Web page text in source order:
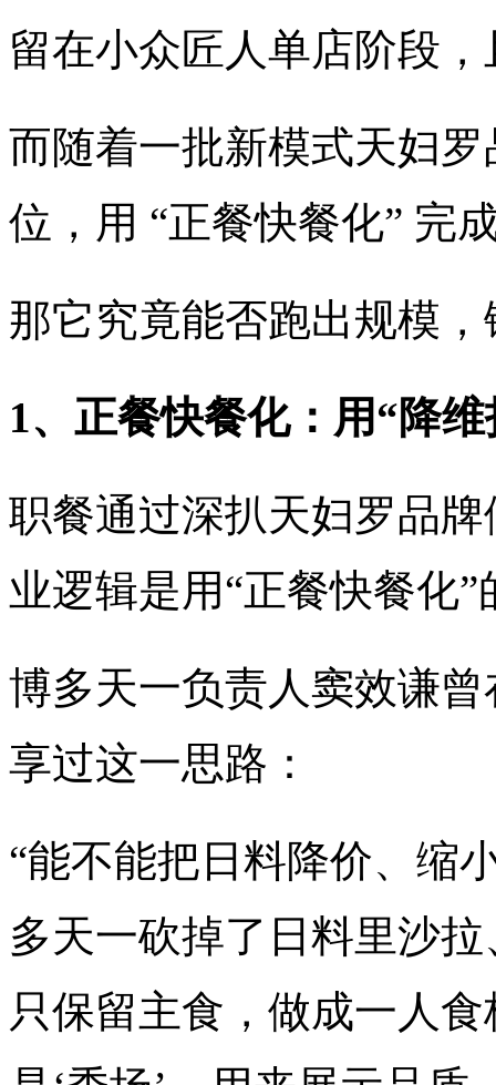
留在小众匠人单店阶段
而随着一批新模式天妇
位，用 “正餐快餐化” 完
那它究竟能否跑出规模
1、正餐快餐化：用“降
职餐通过深扒天妇罗品
业逻辑是用“正餐快餐化
博多天一负责人窦效谦
享过这一思路：
“能不能把日料降价、缩
多天一砍掉了日料里沙
只保留主食，做成一人